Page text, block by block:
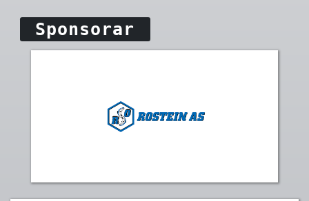
Sponsorar